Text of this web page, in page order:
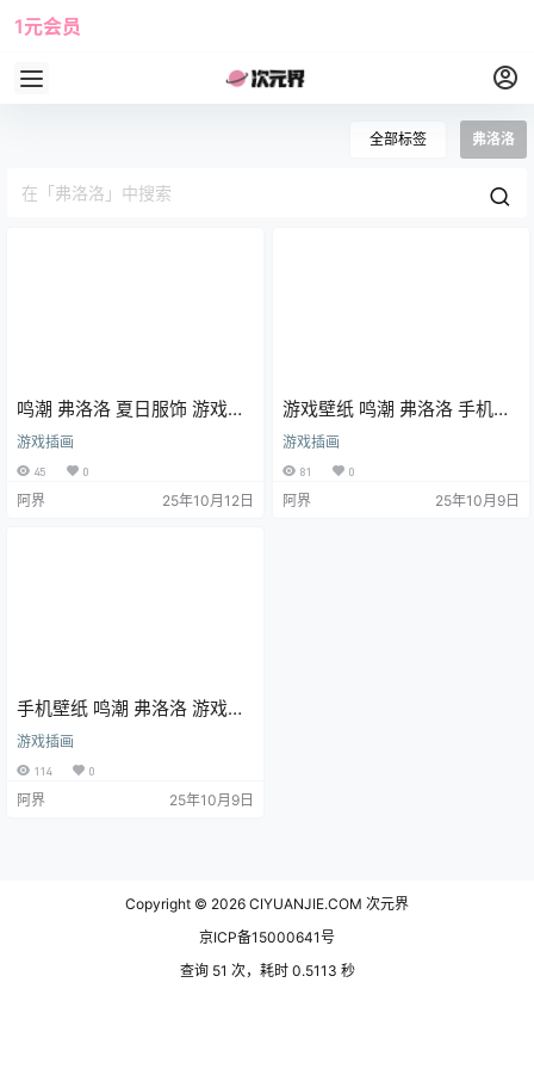
1元会员
全部标签 弗洛洛
鸣潮 弗洛洛 夏日服饰 游戏壁
纸 海边 游泳圈 手机壁纸
游戏插画
45 0
阿界 25年10月12日
游戏壁纸 鸣潮 弗洛洛 手机壁
纸 插画美图
游戏插画
81 0
阿界 25年10月9日
手机壁纸 鸣潮 弗洛洛 游戏壁
纸 插画美图
游戏插画
114 0
阿界 25年10月9日
Copyright © 2026 CIYUANJIE.COM 次元界
京ICP备15000641号
查询 51 次，耗时 0.5113 秒